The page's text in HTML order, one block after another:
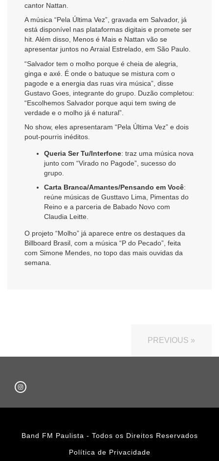
cantor Nattan.
A música “Pela Última Vez”, gravada em Salvador, já
está disponível nas plataformas digitais e promete ser
hit. Além disso, Menos é Mais e Nattan vão se
apresentar juntos no Arraial Estrelado, em São Paulo.
“Salvador tem o molho porque é cheia de alegria,
ginga e axé. É onde o batuque se mistura com o
pagode e a energia das ruas vira música”, disse
Gustavo Goes, integrante do grupo. Duzão completou:
“Escolhemos Salvador porque aqui tem swing de
verdade e o molho já é natural”.
No show, eles apresentaram “Pela Última Vez” e dois
pout-pourris inéditos.
Queria Ser Tu/Interfone: traz uma música nova
junto com “Virado no Pagode”, sucesso do
grupo.
Carta Branca/Amantes/Pensando em Você:
reúne músicas de Gusttavo Lima, Pimentas do
Reino e a parceria de Babado Novo com
Claudia Leitte.
O projeto “Molho” já aparece entre os destaques da
Billboard Brasil, com a música “P do Pecado”, feita
com Simone Mendes, no topo das mais ouvidas da
semana.
PREVIOUS »
Band FM Paulista - Todos os Direitos Reservados
Política de Privacidade